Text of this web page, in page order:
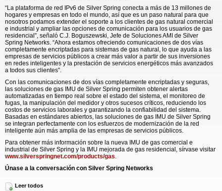
“La plataforma de red IPv6 de Silver Spring conecta a más de 13 millones de
hogares y empresas en todo el mundo, así que es un paso natural para que
nosotros podamos extender el soporte a los clientes de gas natural comercial
e industrial y ampliar las opciones de comunicación para los usuarios de gas
residencial”, señaló C.J. Boguszewski, Jefe de Soluciones AMI de Silver
Spring Networks. “Ahora estamos ofreciendo comunicaciones de dos vías
completamente encriptadas para sistemas de gas natural, lo que ayuda a las
empresas de servicios públicos a crear más valor a partir de sus inversiones
en redes inteligentes y la prestación de servicios energéticos más avanzados
a todos sus clientes”.
Con las comunicaciones de dos vías completamente encriptadas y seguras,
las soluciones de gas IMU de Silver Spring permiten obtener alertas
automatizadas en tiempo real sobre el estado del sistema, el monitoreo de
fugas, la manipulación del medidor y otros sucesos críticos, reduciendo los
costos de servicios laborales y garantizando la confiabilidad del sistema.
Basadas en estándares abiertos, las soluciones de gas IMU de Silver Spring
se integran perfectamente con los esfuerzos de modernización de la red
inteligente aún más amplia de las empresas de servicios públicos.
Para obtener más información sobre la nueva IMU de gas comercial e
industrial de Silver Spring y la IMU mejorada de gas residencial, sírvase visitar
www.silverspringnet.com/products/gas.
Únase a la conversación con Silver Spring Networks
Hágase fan de Silver Spring Networks en Facebook en
Leer todos